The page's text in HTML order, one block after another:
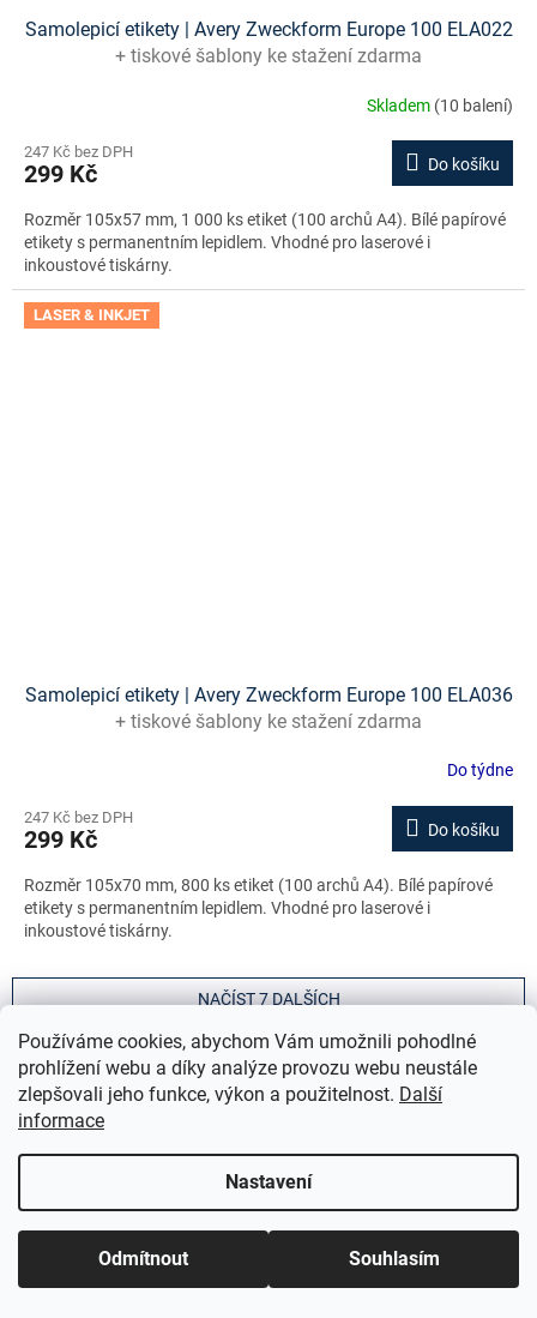
Používáme cookies, abychom Vám umožnili pohodlné
prohlížení webu a díky analýze provozu webu neustále
zlepšovali jeho funkce, výkon a použitelnost. Další
informace
Nastavení
Odmítnout Souhlasím
Samolepicí etikety | Avery Zweckform Europe 100 ELA022
+ tiskové šablony ke stažení zdarma
Skladem (10 balení)
247 Kč bez DPH
299 Kč Do košíku
Rozměr 105x57 mm, 1 000 ks etiket (100 archů A4). Bílé papírové
etikety s permanentním lepidlem. Vhodné pro laserové i
inkoustové tiskárny.
LASER & INKJET
Samolepicí etikety | Avery Zweckform Europe 100 ELA036
+ tiskové šablony ke stažení zdarma
Do týdne
247 Kč bez DPH
299 Kč Do košíku
Rozměr 105x70 mm, 800 ks etiket (100 archů A4). Bílé papírové
etikety s permanentním lepidlem. Vhodné pro laserové i
inkoustové tiskárny.
O
v
l
d
a
v
NAČÍST 7 DALŠÍCH
S
t
r
á
o
v
á
n
í
1 2
25položek celkem
NAHORU
Etikety Avery Zweckform Europe 100 jsou určeny pro běžné